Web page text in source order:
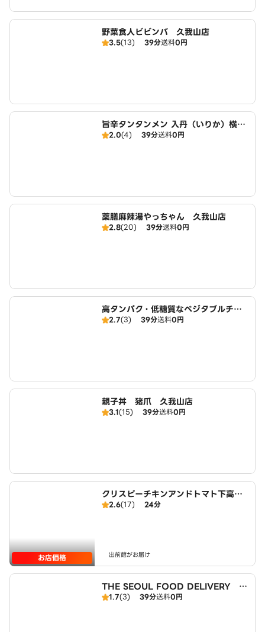
野菜食人ビビンバ 久我山店
3.5(13) 39分送料0円
旨辛タンタンメン 入丹（いりか）横浜
スタイル、金家の烈火スープ 杉並店
2.0(4) 39分送料0円
薬膳麻辣湯やっちゃん 久我山店
2.8(20) 39分送料0円
高タンパク・低糖質なベジタブルチキ
ンボウル Fresh Chickin Bowl 久
2.7(3) 39分送料0円
親子丼 猪爪 久我山店
3.1(15) 39分送料0円
お店価格
クリスピーチキンアンドトマト下高井
戸 CRISPY CHICKEN N' TOMAT
2.6(17) 24分
出前館がお届け
THE SEOUL FOOD DELIVERY 久
我山店
1.7(3) 39分送料0円